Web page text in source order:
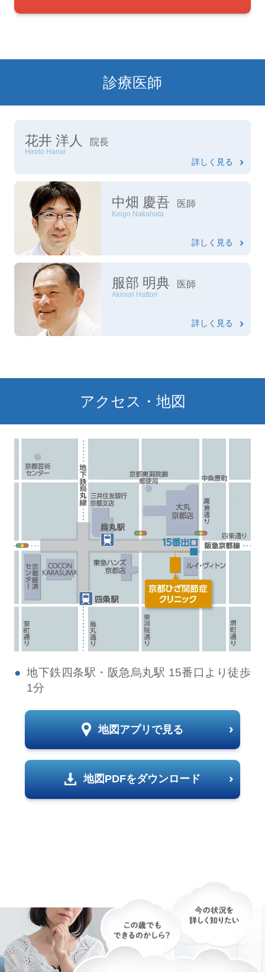
診療医師
花井 洋人 院長
Hiroto Hanai
詳しく見る
中畑 慶吾 医師
Keigo Nakahata
詳しく見る
服部 明典 医師
Akinori Hattori
詳しく見る
アクセス・地図
地下鉄四条駅・阪急烏丸駅 15番口より徒歩
1分
地図アプリで見る
地図PDFをダウンロード